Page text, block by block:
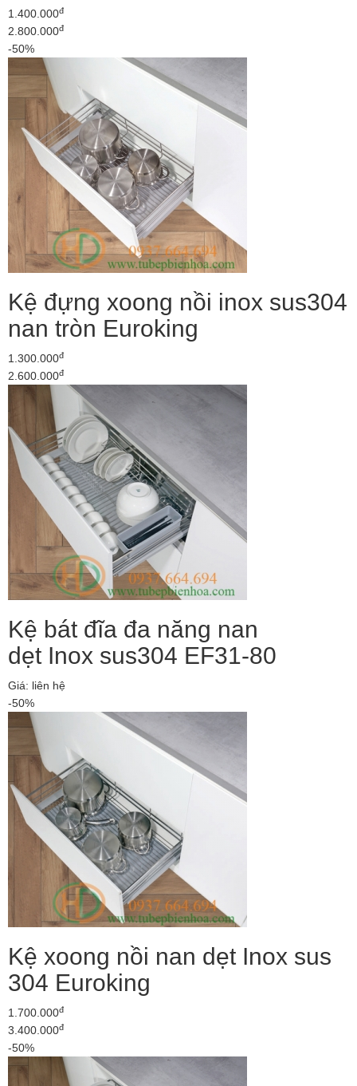
1.400.000đ
2.800.000đ
-50%
Kệ đựng xoong nồi inox sus304
nan tròn Euroking
1.300.000đ
2.600.000đ
Kệ bát đĩa đa năng nan
dẹt Inox sus304 EF31-80
Giá: liên hệ
-50%
Kệ xoong nồi nan dẹt Inox sus
304 Euroking
1.700.000đ
3.400.000đ
-50%